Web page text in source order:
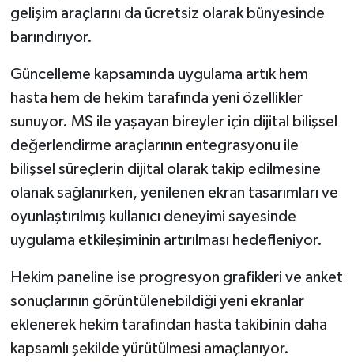
gelişim araçlarını da ücretsiz olarak bünyesinde
barındırıyor.
Güncelleme kapsamında uygulama artık hem
hasta hem de hekim tarafında yeni özellikler
sunuyor. MS ile yaşayan bireyler için dijital bilişsel
değerlendirme araçlarının entegrasyonu ile
bilişsel süreçlerin dijital olarak takip edilmesine
olanak sağlanırken, yenilenen ekran tasarımları ve
oyunlaştırılmış kullanıcı deneyimi sayesinde
uygulama etkileşiminin artırılması hedefleniyor.
Hekim paneline ise progresyon grafikleri ve anket
sonuçlarının görüntülenebildiği yeni ekranlar
eklenerek hekim tarafından hasta takibinin daha
kapsamlı şekilde yürütülmesi amaçlanıyor.